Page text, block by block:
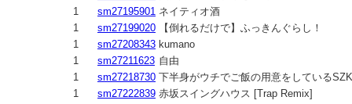
1
sm27195901 ネイティオ酒
1
sm27199020
【倒れるだけで】ふっきんぐらし！
1
sm27208343 kumano
1
sm27211623 自由
1
sm27218730 下半身がウチでご飯の用意をしている
1
sm27222839 赤坂スイングハウス [Trap Remix]